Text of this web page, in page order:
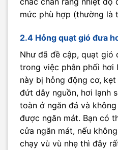
mức phù hợp (thường là
2.4 Hỏng quạt gió đưa
Như đã đề cập, quạt
trong việc phân phối hơi
này bị hỏng động cơ,
đứt dây nguồn, hơi lạnh
toàn ở ngăn đá và
được ngăn mát. Bạn có
cửa ngăn mát, nếu
chạy vù vù nhẹ thì đây